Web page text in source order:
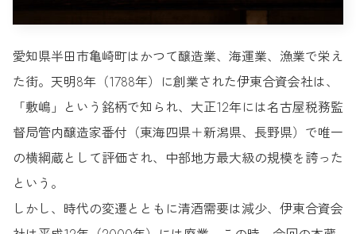
愛知県半田市亀崎町はかつて醸造業、海運業、漁業で栄え
た街。天明8年（1788年）に創業された伊東合資会社は、
「敷嶋」という銘柄で知られ、大正12年には名古屋税務監
督局管内醸造家番付（東海四県＋新潟県、長野県）で唯一
の横綱蔵として評価され、中部地方最大級の規模を誇った
という。
しかし、時代の変遷とともに清酒需要は減少、伊東合資会